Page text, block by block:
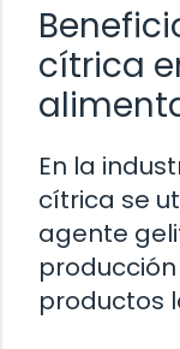
cítrica
En la
cítrica se
agente
productos